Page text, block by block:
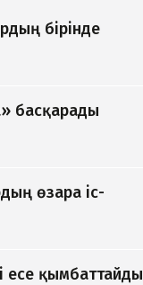
бірінде
басқарады
өзара іс-
есе қымбаттайды